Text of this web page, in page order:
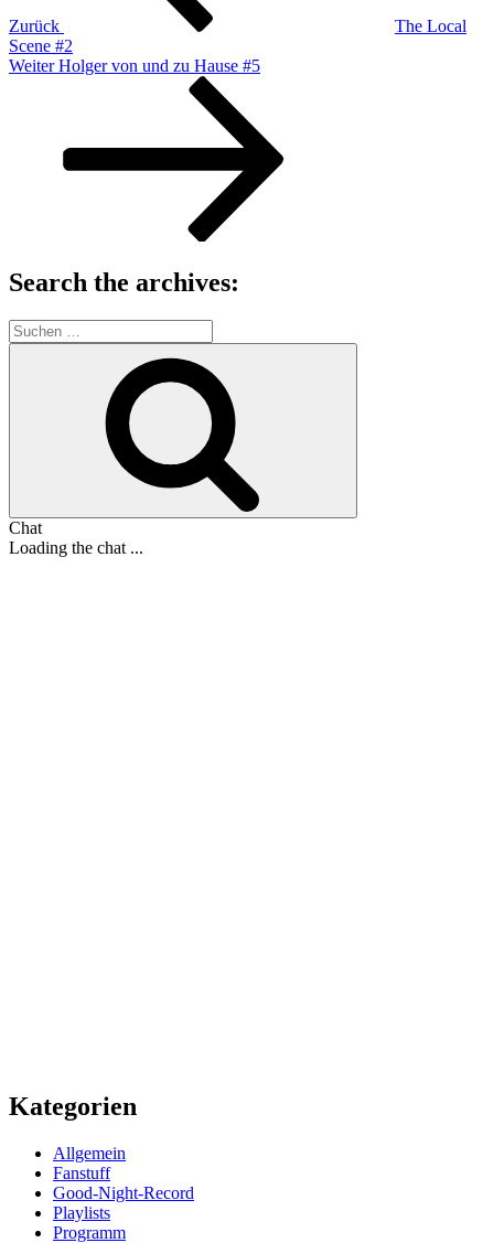
Zurück
The Local
Scene #2
Nächster
Weiter Holger von und zu Hause #5
Search the archives:
Suche
nach:
Chat
Loading the chat ...
Kategorien
Allgemein
Fanstuff
Good-Night-Record
Playlists
Programm